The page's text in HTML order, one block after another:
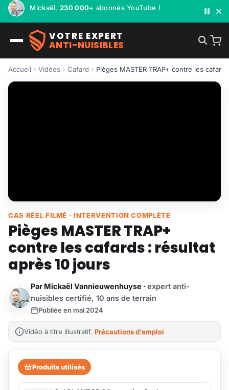
Mickaël, 230 000+ abonnés YouTube !
VOTRE EXPERT
ANTI-NUISIBLES
Accueil Vidéos Cafard Pièges MASTER TRAP+ contre les
CAS RÉEL FILMÉ · INTERVENTION COMPLÈTE
Pièges MASTER TRAP+
contre les cafards : résultat
après 10 jours
Par Mickaël Vannieuwenhuyse · expert anti-
nuisibles certifié, 10 ans de terrain
Publiée en mai 2024
Vidéo à titre illustratif. Précautions d'emploi
Produits utilisés